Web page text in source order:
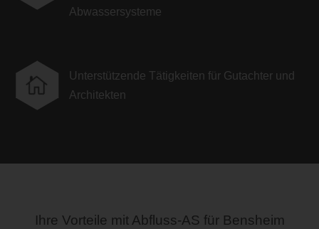
Abwassersysteme

Unterstützende Tätigkeiten für Gutachter und
Architekten
Ihre Vorteile mit Abfluss-AS für Bensheim